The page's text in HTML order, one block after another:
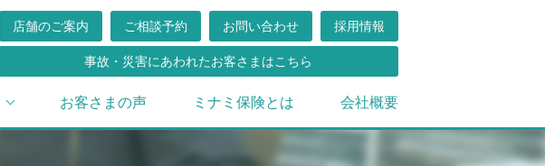
店舗のご案内 ご相談予約 お問い合わせ 採用情報
事故・災害にあわれたお客さまはこちら
お客さまの声 ミナミ保険とは 会社概要